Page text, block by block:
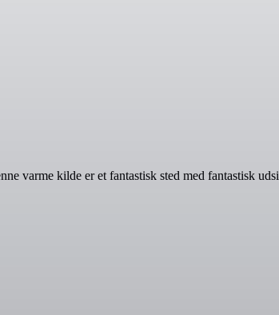
varme kilde er et fantastisk sted med fantastisk